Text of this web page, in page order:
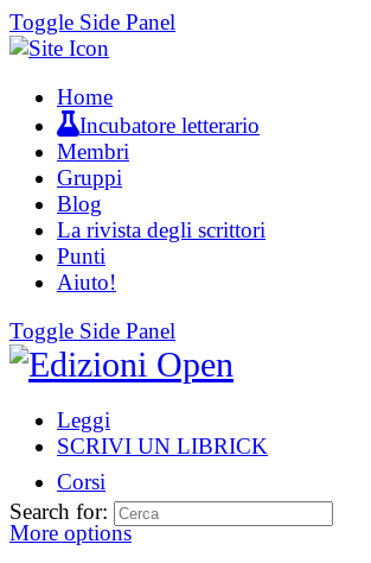
Toggle Side Panel
Home
Incubatore letterario
Membri
Gruppi
Blog
La rivista degli scrittori
Punti
Aiuto!
Toggle Side Panel
Leggi
SCRIVI UN LIBRICK
Corsi
More options
Search for: